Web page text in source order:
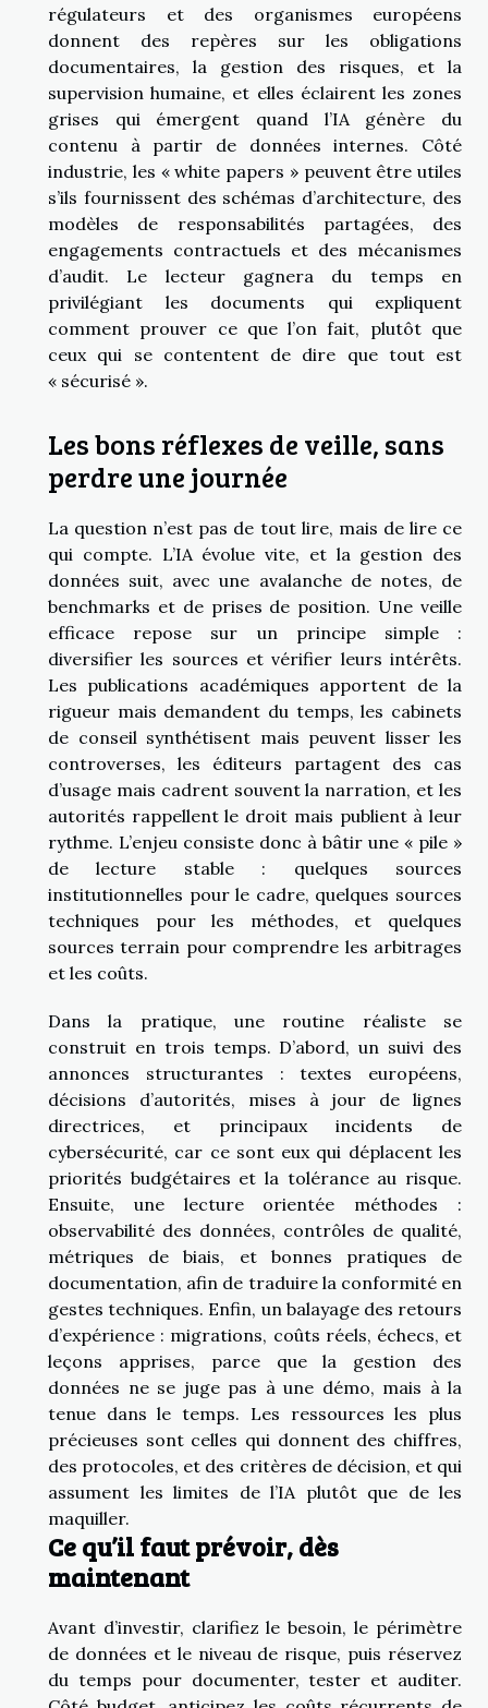
régulateurs et des organismes européens
donnent des repères sur les obligations
documentaires, la gestion des risques, et la
supervision humaine, et elles éclairent les zones
grises qui émergent quand l’IA génère du
contenu à partir de données internes. Côté
industrie, les « white papers » peuvent être utiles
s’ils fournissent des schémas d’architecture, des
modèles de responsabilités partagées, des
engagements contractuels et des mécanismes
d’audit. Le lecteur gagnera du temps en
privilégiant les documents qui expliquent
comment prouver ce que l’on fait, plutôt que
ceux qui se contentent de dire que tout est
« sécurisé ».
Les bons réflexes de veille, sans
perdre une journée
La question n’est pas de tout lire, mais de lire ce
qui compte. L’IA évolue vite, et la gestion des
données suit, avec une avalanche de notes, de
benchmarks et de prises de position. Une veille
efficace repose sur un principe simple :
diversifier les sources et vérifier leurs intérêts.
Les publications académiques apportent de la
rigueur mais demandent du temps, les cabinets
de conseil synthétisent mais peuvent lisser les
controverses, les éditeurs partagent des cas
d’usage mais cadrent souvent la narration, et les
autorités rappellent le droit mais publient à leur
rythme. L’enjeu consiste donc à bâtir une « pile »
de lecture stable : quelques sources
institutionnelles pour le cadre, quelques sources
techniques pour les méthodes, et quelques
sources terrain pour comprendre les arbitrages
et les coûts.
Dans la pratique, une routine réaliste se
construit en trois temps. D’abord, un suivi des
annonces structurantes : textes européens,
décisions d’autorités, mises à jour de lignes
directrices, et principaux incidents de
cybersécurité, car ce sont eux qui déplacent les
priorités budgétaires et la tolérance au risque.
Ensuite, une lecture orientée méthodes :
observabilité des données, contrôles de qualité,
métriques de biais, et bonnes pratiques de
documentation, afin de traduire la conformité en
gestes techniques. Enfin, un balayage des retours
d’expérience : migrations, coûts réels, échecs, et
leçons apprises, parce que la gestion des
données ne se juge pas à une démo, mais à la
tenue dans le temps. Les ressources les plus
précieuses sont celles qui donnent des chiffres,
des protocoles, et des critères de décision, et qui
assument les limites de l’IA plutôt que de les
maquiller.
Ce qu’il faut prévoir, dès
maintenant
Avant d’investir, clarifiez le besoin, le périmètre
de données et le niveau de risque, puis réservez
du temps pour documenter, tester et auditer.